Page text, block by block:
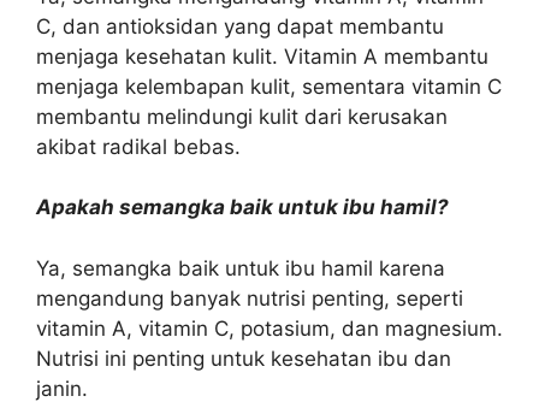
C, dan antioksidan yang dapat membantu
menjaga kesehatan kulit. Vitamin A membantu
menjaga kelembapan kulit, sementara vitamin C
membantu melindungi kulit dari kerusakan
akibat radikal bebas.
Apakah semangka baik untuk ibu hamil?
Ya, semangka baik untuk ibu hamil karena
mengandung banyak nutrisi penting, seperti
vitamin A, vitamin C, potasium, dan magnesium.
Nutrisi ini penting untuk kesehatan ibu dan
janin.